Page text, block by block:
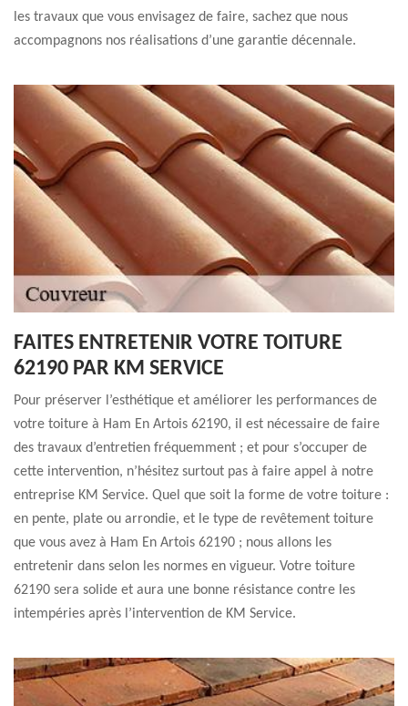
les travaux que vous envisagez de faire, sachez que nous
accompagnons nos réalisations d’une garantie décennale.
FAITES ENTRETENIR VOTRE TOITURE
62190 PAR KM SERVICE
Pour préserver l’esthétique et améliorer les performances de
votre toiture à Ham En Artois 62190, il est nécessaire de faire
des travaux d’entretien fréquemment ; et pour s’occuper de
cette intervention, n’hésitez surtout pas à faire appel à notre
entreprise KM Service. Quel que soit la forme de votre toiture :
en pente, plate ou arrondie, et le type de revêtement toiture
que vous avez à Ham En Artois 62190 ; nous allons les
entretenir dans selon les normes en vigueur. Votre toiture
62190 sera solide et aura une bonne résistance contre les
intempéries après l’intervention de KM Service.